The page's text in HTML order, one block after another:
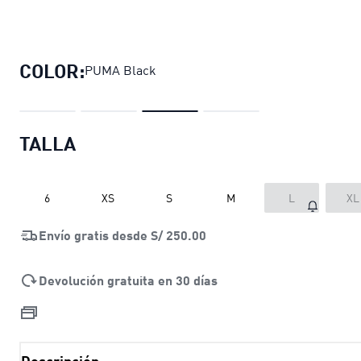
COLOR:PUMA Black
TALLA
6 XS S M L XL
Envío gratis desde S/ 250.00
Devolución gratuita en 30 días